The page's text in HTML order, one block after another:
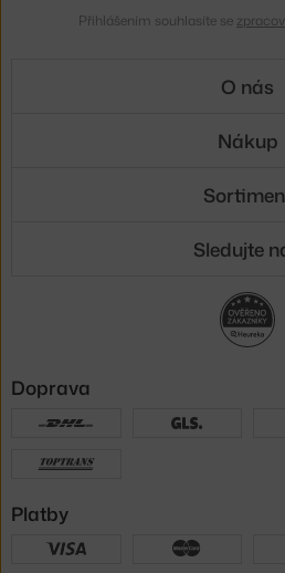
Přihlášením souhlasíte se
O nás
Nákup
Sledujte
Doprava
Platby